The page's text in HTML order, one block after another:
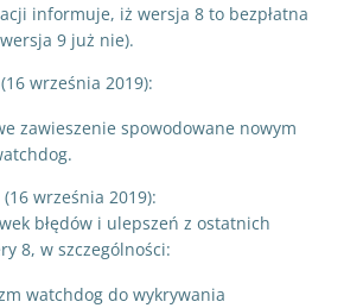
informuje, iż wersja 8 to bezpłatna
9 już nie).
września 2019):
zawieszenie spowodowane nowym
września 2019):
błędów i ulepszeń z ostatnich
8, w szczególności:
watchdog do wykrywania